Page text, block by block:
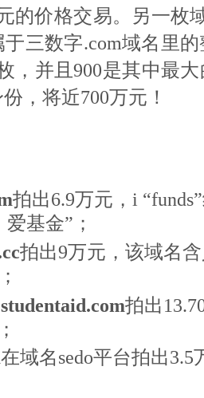
的价格交易。另一枚
三数字.com域名里
，并且900是其中最
，将近700万元！
拍出6.9万元，i
基金”；
拍出9万元，该域名
；
studentaid.com拍出
在域名sedo平台拍出3.5